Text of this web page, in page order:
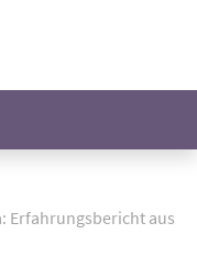
Erfahrungsbericht aus